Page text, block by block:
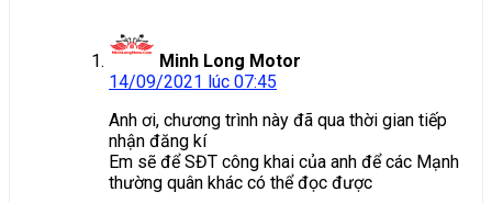
Minh Long Motor
14/09/2021 lúc 07:45
Anh ơi, chương trình này đã qua thời gian tiếp
nhận đăng kí
Em sẽ để SĐT công khai của anh để các Mạnh
thường quân khác có thể đọc được